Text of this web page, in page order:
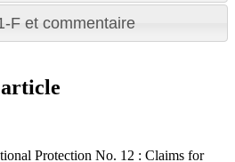
F et commentaire
Protection No. 12 : Claims for